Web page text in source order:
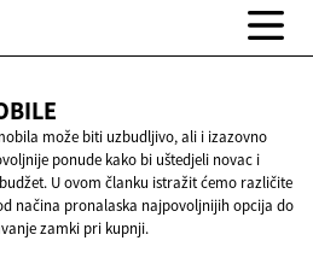
može biti uzbudljivo, ali i izazovno
ponude kako bi uštedjeli novac i
U ovom članku istražit ćemo različite
načina pronalaska najpovoljnijih opcija do
zamki pri kupnji.